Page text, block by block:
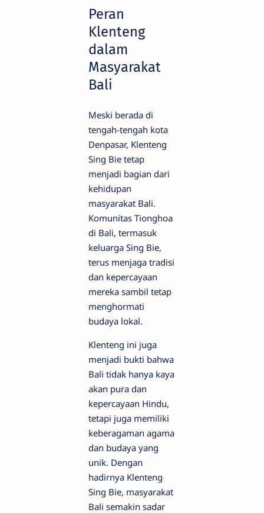
Peran
Klenteng
dalam
Masyarakat
Bali
Meski berada di
tengah-tengah kota
Denpasar, Klenteng
Sing Bie tetap
menjadi bagian dari
kehidupan
masyarakat Bali.
Komunitas Tionghoa
di Bali, termasuk
keluarga Sing Bie,
terus menjaga tradisi
dan kepercayaan
mereka sambil tetap
menghormati
budaya lokal.
Klenteng ini juga
menjadi bukti bahwa
Bali tidak hanya kaya
akan pura dan
kepercayaan Hindu,
tetapi juga memiliki
keberagaman agama
dan budaya yang
unik. Dengan
hadirnya Klenteng
Sing Bie, masyarakat
Bali semakin sadar